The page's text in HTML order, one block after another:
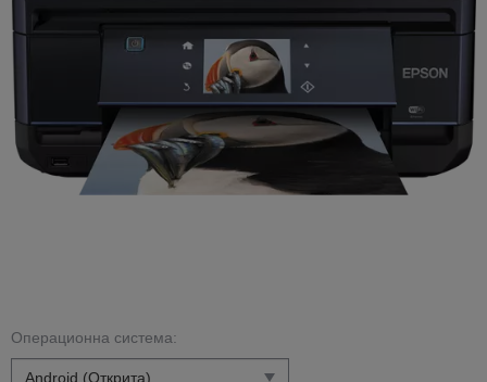
Операционна система: